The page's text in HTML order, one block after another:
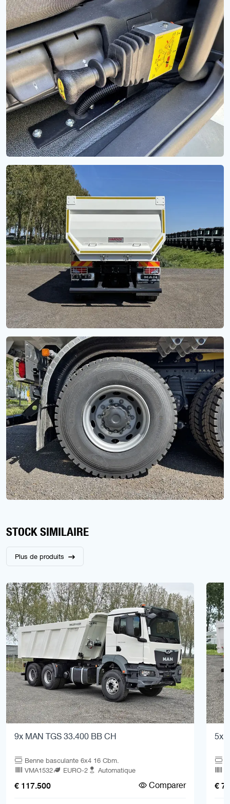
STOCK SIMILAIRE
Plus de produits
9x MAN TGS 33.400 BB CH
Benne basculante 6x4 16 Cbm.
VMA1532
EURO-2 Automatique
€ 117.500 Comparer
5x
€